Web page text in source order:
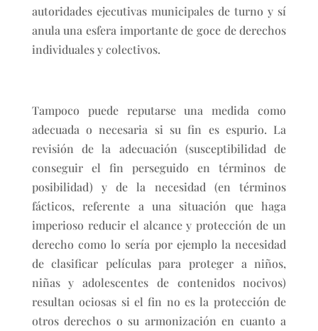
autoridades ejecutivas municipales de turno y sí
anula una esfera importante de goce de derechos
individuales y colectivos.
Tampoco puede reputarse una medida como
adecuada o necesaria si su fin es espurio. La
revisión de la adecuación (susceptibilidad de
conseguir el fin perseguido en términos de
posibilidad) y de la necesidad (en términos
fácticos, referente a una situación que haga
imperioso reducir el alcance y protección de un
derecho como lo sería por ejemplo la necesidad
de clasificar películas para proteger a niños,
niñas y adolescentes de contenidos nocivos)
resultan ociosas si el fin no es la protección de
otros derechos o su armonización en cuanto a